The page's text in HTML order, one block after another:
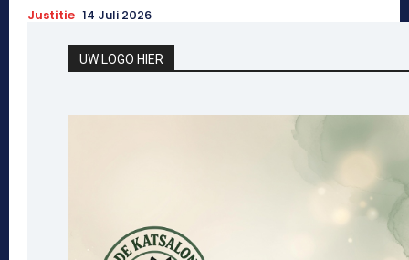
Justitie 14 Juli 2026
UW LOGO HIER